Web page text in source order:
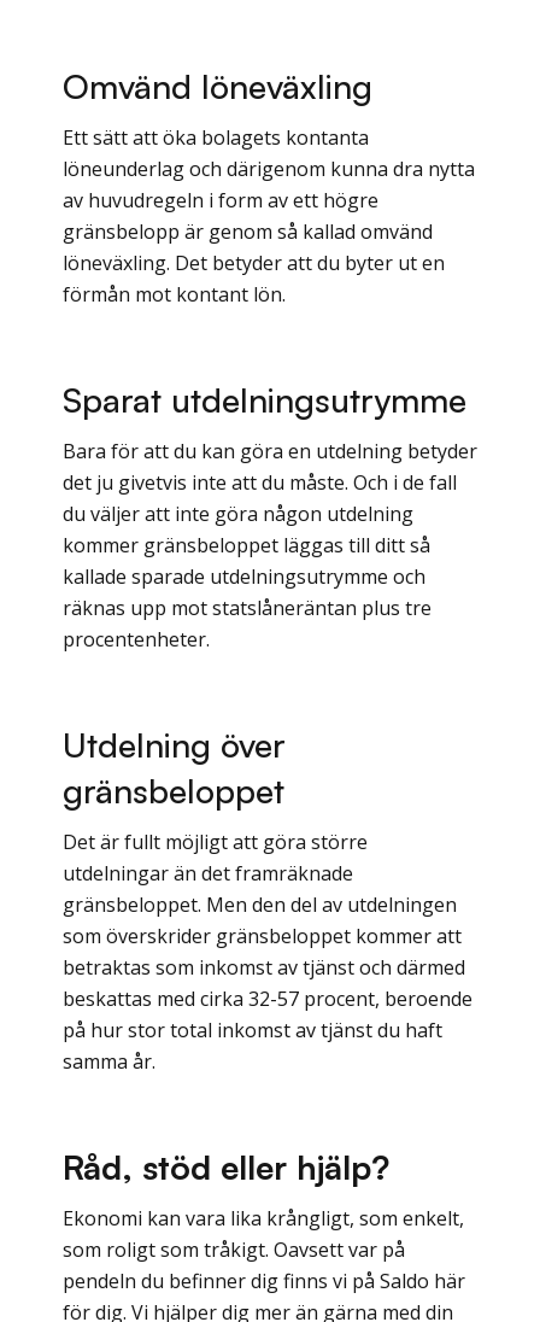
Omvänd löneväxling
Ett sätt att öka bolagets kontanta
löneunderlag och därigenom kunna dra nytta
av huvudregeln i form av ett högre
gränsbelopp är genom så kallad omvänd
löneväxling. Det betyder att du byter ut en
förmån mot kontant lön.
Sparat utdelningsutrymme
Bara för att du kan göra en utdelning betyder
det ju givetvis inte att du måste. Och i de fall
du väljer att inte göra någon utdelning
kommer gränsbeloppet läggas till ditt så
kallade sparade utdelningsutrymme och
räknas upp mot statslåneräntan plus tre
procentenheter.
Utdelning över
gränsbeloppet
Det är fullt möjligt att göra större
utdelningar än det framräknade
gränsbeloppet. Men den del av utdelningen
som överskrider gränsbeloppet kommer att
betraktas som inkomst av tjänst och därmed
beskattas med cirka 32-57 procent, beroende
på hur stor total inkomst av tjänst du haft
samma år.
Råd, stöd eller hjälp?
Ekonomi kan vara lika krångligt, som enkelt,
som roligt som tråkigt. Oavsett var på
pendeln du befinner dig finns vi på Saldo här
för dig. Vi hjälper dig mer än gärna med din